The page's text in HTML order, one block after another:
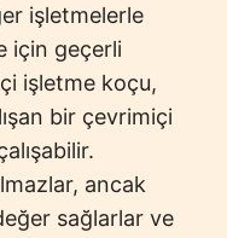
işletmelerle
için geçerli
işletme koçu,
bir çevrimiçi
ancak
sağlarlar ve